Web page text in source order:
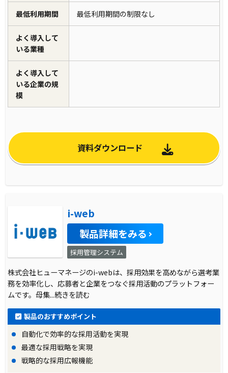
最低利用期間 最低利用期間の制限なし
よく導入して
いる業種
よく導入して
いる企業の規
模
資料ダウンロード
i-web
製品詳細をみる
採用管理システム
株式会社ヒューマネージのi-webは、採用効果を高めながら選考業
務を効率化し、応募者と企業をつなぐ採用活動のプラットフォー
ムです。母集...続きを読む
製品のおすすめポイント
自動化で効率的な採用活動を実現
最適な採用戦略を実現
戦略的な採用広報機能